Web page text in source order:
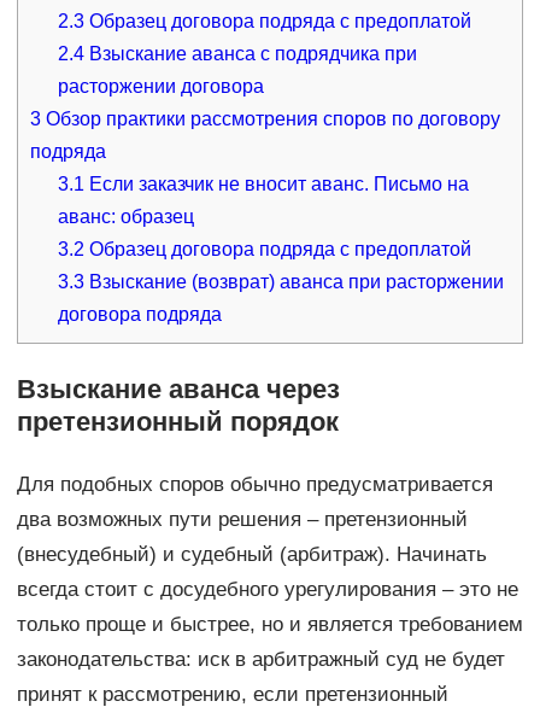
2.3 Образец договора подряда с предоплатой
2.4 Взыскание аванса с подрядчика при
расторжении договора
3Обзор практики рассмотрения споров по договору
подряда
3.1 Если заказчик не вносит аванс. Письмо на
аванс: образец
3.2 Образец договора подряда с предоплатой
3.3 Взыскание (возврат) аванса при расторжении
договора подряда
Взыскание аванса через
претензионный порядок
Для подобных споров обычно предусматривается
два возможных пути решения – претензионный
(внесудебный) и судебный (арбитраж). Начинать
всегда стоит с досудебного урегулирования – это не
только проще и быстрее, но и является требованием
законодательства: иск в арбитражный суд не будет
принят к рассмотрению, если претензионный